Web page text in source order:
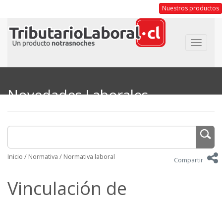
Nuestros productos
Toggle
Novedades Laborales
Inicio / Normativa / Normativa laboral Compartir
Vinculación de